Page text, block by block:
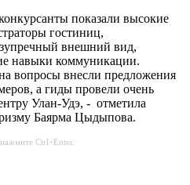
показали высокие
гостиниц,
внешний вид,
навыки коммуникации.
вопросы внесли предложения
а гиды провели очень
Улан-Удэ, - отметила
Баярма Цыдыпова.
Ctrl+Enter.